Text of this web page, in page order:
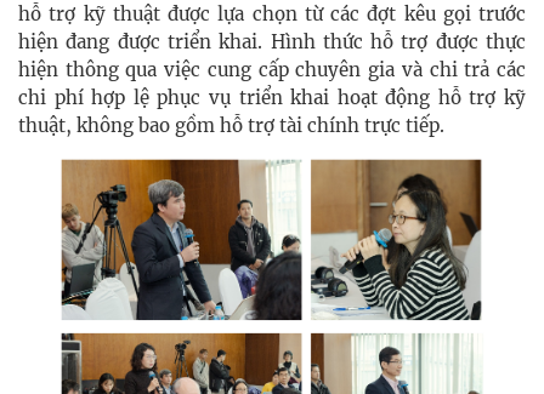
hỗ trợ kỹ thuật được lựa chọn từ các đợt kêu gọi trước
hiện đang được triển khai. Hình thức hỗ trợ được thực
hiện thông qua việc cung cấp chuyên gia và chi trả các
chi phí hợp lệ phục vụ triển khai hoạt động hỗ trợ kỹ
thuật, không bao gồm hỗ trợ tài chính trực tiếp.